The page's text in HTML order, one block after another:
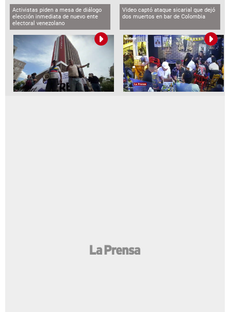
Activistas piden a mesa de diálogo
elección inmediata de nuevo ente
electoral venezolano
Video captó ataque sicarial que dejó
dos muertos en bar de Colombia